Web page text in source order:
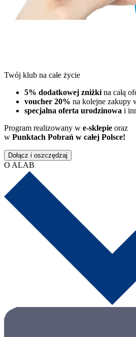
Twój klub na całe życie
5% dodatkowej zniżki na całą
voucher 20% na kolejne zakupy
specjalna oferta urodzinowa i
Program realizowany w e-sklepie oraz
w Punktach Pobrań w całej Polsce!
Dołącz i oszczędzaj
O ALAB